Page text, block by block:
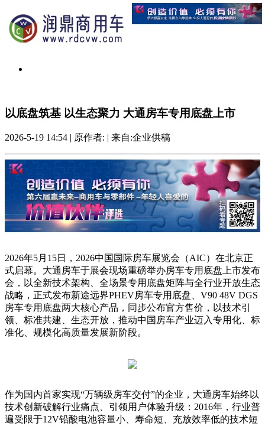
以底盘筑基 以生态聚力 大通房车专用底盘上市
2026-5-19 14:54 | 原作者: | 来自:企业供稿
2026年5月15日，2026中国国际房车展览会（AIC）在北京正
式启幕。大通房车于展会现场重磅举办房车专用底盘上市发布
会，以全新技术架构、全场景专用底盘矩阵与全行业开放生态
战略，正式发布新途远界PHEV房车专用底盘、V90 48V DGS
房车专用底盘两大核心产品，同步公布官方售价，以技术引
领、标准共建、生态开放，推动中国房车产业迈入专用化、标
准化、规模化高质量发展新阶段。
作为国内首家实现“万辆级房车交付”的企业，大通房车始终以
技术创新破解行业痛点、引领用户体验升级：2016年，行业普
遍受限于12V铅酸电池容量小、寿命短、充放效率低的技术短